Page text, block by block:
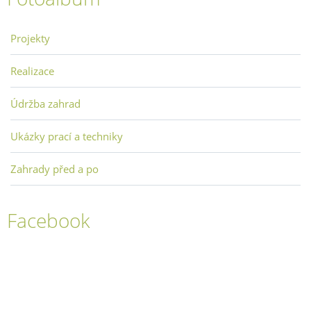
Projekty
Realizace
Údržba zahrad
Ukázky prací a techniky
Zahrady před a po
Facebook